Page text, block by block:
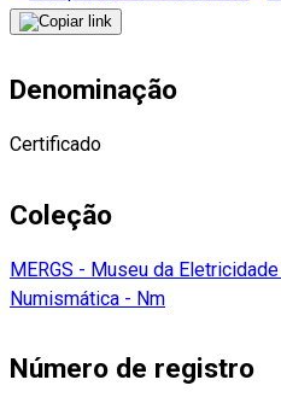
Denominação
Certificado
Coleção
MERGS - Museu da
Numismática - Nm
Número de registro